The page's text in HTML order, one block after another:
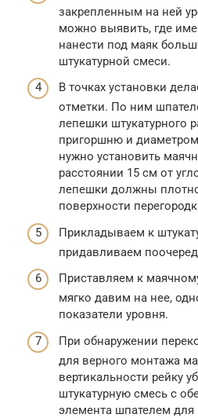
закрепленным на ней
можно выявить, где
нанести под маяк
штукатурной смеси.
В точках установки
отметки. По ним
лепешки штукатурного
пригоршню и
нужно установить
расстоянии 15 см от
лепешки должны
поверхности
Прикладываем к
придавливаем
Приставляем к
мягко давим на нее,
показатели уровня.
При обнаружении
для верного монтажа
вертикальности рейку
штукатурную смесь с
элемента шпателем